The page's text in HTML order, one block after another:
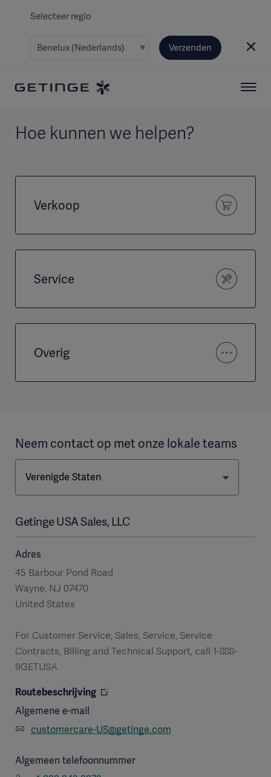
Selecteer regio
Verzenden
Hoe kunnen we helpen?
Verkoop
Service
Overig
Neem contact op met onze lokale teams
Getinge USA Sales, LLC
Adres
45 Barbour Pond Road
Wayne, NJ 07470
United States
For Customer Service, Sales, Service, Service
Contracts, Billing and Technical Support, call 1-888-
9GETUSA
Routebeschrijving
Algemene e-mail
customercare-US@getinge.com
Algemeen telefoonnummer